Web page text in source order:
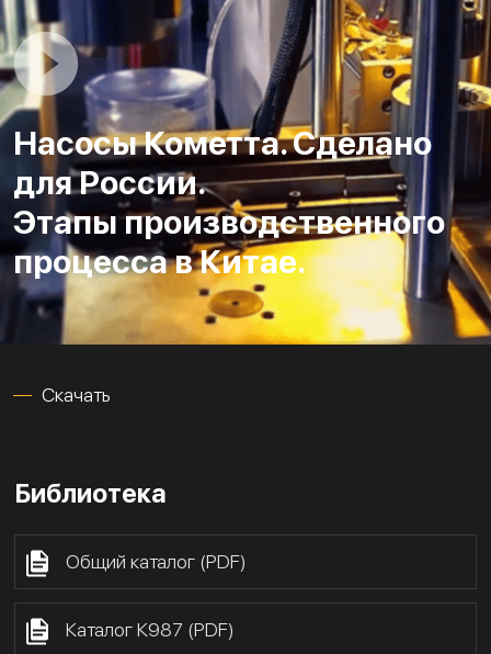
Насосы Кометта. Сделано
для России.
Этапы производственного
процесса в Китае.
Скачать
Библиотека
Общий каталог (PDF)
Каталог К987 (PDF)